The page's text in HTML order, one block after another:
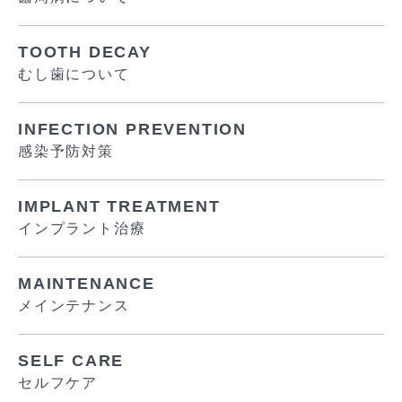
TOOTH DECAY
むし歯について
INFECTION PREVENTION
感染予防対策
IMPLANT TREATMENT
インプラント治療
MAINTENANCE
メインテナンス
SELF CARE
セルフケア